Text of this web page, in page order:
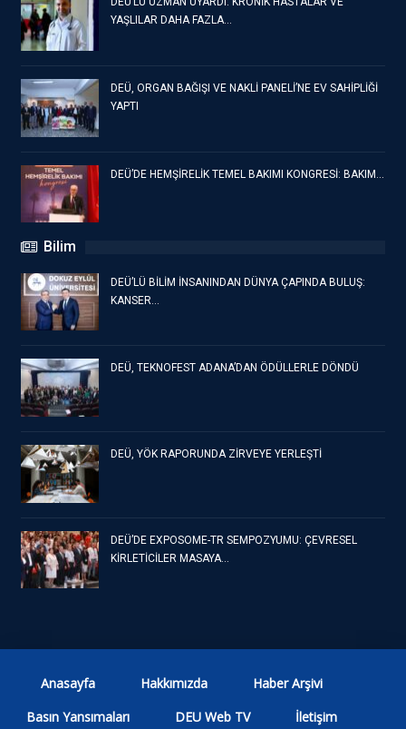
YAŞLILAR DAHA FAZLA…
DEÜ, ORGAN BAĞIŞI VE NAKLİ PANELİ’NE EV SAHİPLİĞİ
YAPTI
DEÜ’DE HEMŞİRELİK TEMEL BAKIMI KONGRESİ: BAKIM…
Bilim
DEÜ’LÜ BİLİM İNSANINDAN DÜNYA ÇAPINDA BULUŞ:
KANSER…
DEÜ, TEKNOFEST ADANA’DAN ÖDÜLLERLE DÖNDÜ
DEÜ, YÖK RAPORUNDA ZİRVEYE YERLEŞTİ
DEÜ’DE EXPOSOME-TR SEMPOZYUMU: ÇEVRESEL
KİRLETİCİLER MASAYA…
Anasayfa Hakkımızda
Haber Arşivi
Basın Yansımaları
DEU Web TV İletişim